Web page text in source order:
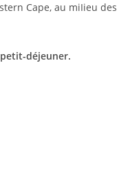
Cape, au miIieu des
petit-déjeuner.